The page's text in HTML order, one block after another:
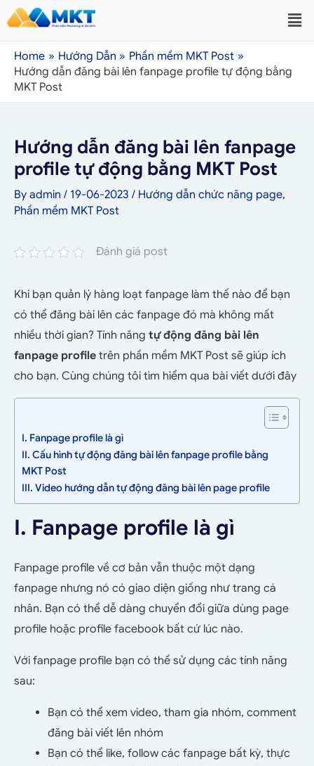
Home Hướng Dẫn
Phần mềm MKT Post
Hướng dẫn đăng bài lên fanpage profile tự động bằng
MKT Post
Hướng dẫn đăng bài lên fanpage
profile tự động bằng MKT Post
By admin / 19-06-2023 / Hướng dẫn chức năng page,
Phần mềm MKT Post
Đánh giá post
Khi bạn quản lý hàng loạt fanpage làm thế nào để bạn
có thể đăng bài lên các fanpage đó mà không mất
nhiều thời gian? Tính năng tự động đăng bài lên
fanpage profile trên phần mềm MKT Post sẽ giúp ích
cho bạn. Cùng chúng tôi tìm hiểm qua bài viết dưới đây
I. Fanpage profile là gì
II. Cấu hình tự động đăng bài lên fanpage profile bằng
MKT Post
III. Video hướng dẫn tự động đăng bài lên page profile
I. Fanpage profile là gì
Fanpage profile về cơ bản vẫn thuộc một dạng
fanpage nhưng nó có giao diện giống như trang cá
nhân. Bạn có thể dễ dàng chuyển đổi giữa dùng page
profile hoặc profile facebook bất cứ lúc nào.
Với fanpage profile bạn có thể sử dụng các tính năng
sau:
Bạn có thể xem video, tham gia nhóm, comment
đăng bài viết lên nhóm
Bạn có thể like, follow các fanpage bất kỳ, thực